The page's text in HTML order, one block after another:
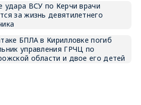
удара ВСУ по Керчи врачи
за жизнь девятилетнего
БПЛА в Кирилловке погиб
управления ГРЧЦ по
области и двое его детей